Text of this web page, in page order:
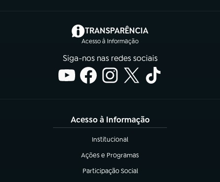
TRANSPARÊNCIA
Acesso à Informação
(abre em nova aba)
Siga-nos nas redes sociais
Acesso à Informação
Institucional
(abre em nova aba)
Ações e Programas
(abre em nova aba)
Participação Social
(abre em nova aba)